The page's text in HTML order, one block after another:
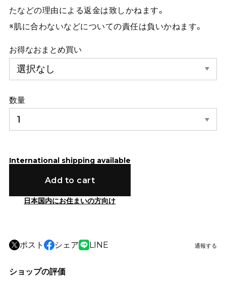
たなどの理由による返金は致しかねます。
※肌に合わないなどについての責任は負いかねます。
お得なおまとめ買い
数量
International shipping available
Add to cart
日本国内にお住まいの方向け
ポスト シェア LINE 通報する
ショップの評価